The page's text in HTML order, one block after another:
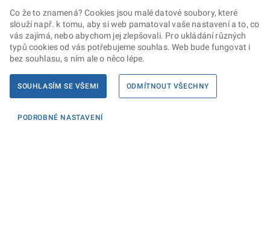
Co že to znamená? Cookies jsou malé datové soubory, které
slouží např. k tomu, aby si web pamatoval vaše nastavení a to, co
vás zajímá, nebo abychom jej zlepšovali. Pro ukládání různých
typů cookies od vás potřebujeme souhlas. Web bude fungovat i
bez souhlasu, s ním ale o něco lépe.
SOUHLASÍM SE VŠEMI ODMÍTNOUT VŠECHNY
PODROBNÉ NASTAVENÍ